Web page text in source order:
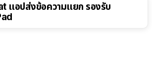
แอปส่งข้อความแยก รองรับ